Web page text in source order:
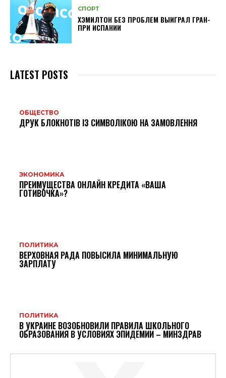
СПОРТ
ХЭМИЛТОН БЕЗ ПРОБЛЕМ ВЫИГРАЛ ГРАН-
ПРИ ИСПАНИИ
LATEST POSTS
ОБЩЕСТВО
ДРУК БЛОКНОТІВ ІЗ СИМВОЛІКОЮ НА ЗАМОВЛЕННЯ
ЭКОНОМИКА
ПРЕИМУЩЕСТВА ОНЛАЙН КРЕДИТА «ВАША
ГОТИВОЧКА»?
ПОЛИТИКА
ВЕРХОВНАЯ РАДА ПОВЫСИЛА МИНИМАЛЬНУЮ
ЗАРПЛАТУ
ПОЛИТИКА
В УКРАИНЕ ВОЗОБНОВИЛИ ПРАВИЛА ШКОЛЬНОГО
ОБРАЗОВАНИЯ В УСЛОВИЯХ ЭПИДЕМИИ – МИНЗДРАВ